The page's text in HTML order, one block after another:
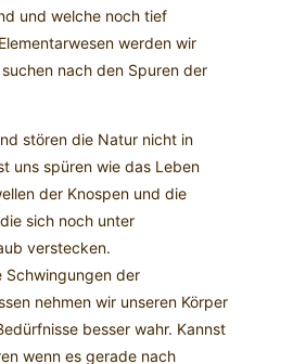
und welche noch tief
werden wir
nach den Spuren der
stören die Natur nicht in
uns spüren wie das Leben
der Knospen und die
sich noch unter
verstecken.
Schwingungen der
nehmen wir unseren Körper
besser wahr. Kannst
wenn es gerade nach